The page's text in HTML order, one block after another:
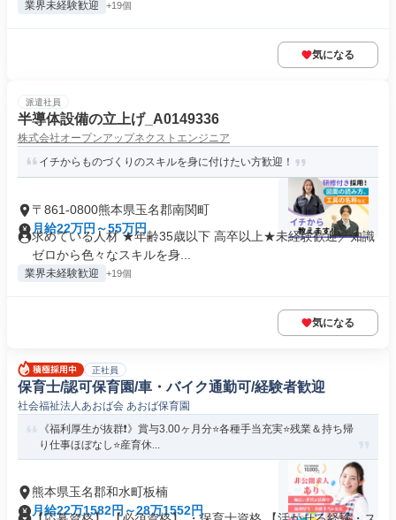
業界未経験歓迎 +19個
気になる
派遣社員
半導体設備の立上げ_A0149336
株式会社オープンアップネクストエンジニア
イチからものづくりのスキルを身に付けたい方歓迎！
〒861-0800熊本県玉名郡南関町
月給22万円～55万円
求めている人材 ★年齢35歳以下 高卒以上★未経験歓迎／知識
ゼロから色々なスキルを身...
業界未経験歓迎 +19個
気になる
正社員
保育士/認可保育園/車・バイク通勤可/経験者歓迎
社会福祉法人あおば会 あおば保育園
《福利厚生が抜群❗️》賞与3.00ヶ月分⭐各種手当充実⭐残業＆持ち帰
り仕事ほぼなし⭐産育休...
熊本県玉名郡和水町板楠
月給22万1582円～28万1552円